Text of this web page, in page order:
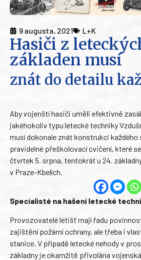
9 augusta, 2021 L+K
Hasiči z
základen musí
znát do detailu
Aby vojenští hasiči uměli efektivně
jakéhokoliv typu letecké techniky
musí dokonale znát konstrukci
pravidelné přeškolovací cvičení, které
čtvrtek 5. srpna, tentokrát u 24.
v Praze-Kbelích.
Specialisté na hašení letecké
Provozovatelé letišť mají řadu
zajištění požární ochrany, ale třeba i
stanice. V případě letecké nehody v
základny je okamžitě přivolána